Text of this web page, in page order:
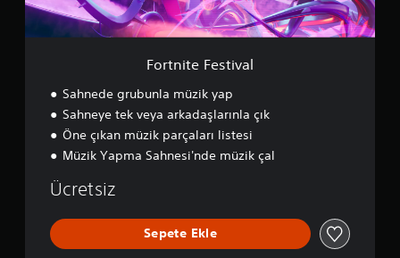
s
t
i
Fortnite Festival
Sahnede grubunla müzik yap
Sahneye tek veya arkadaşlarınla çık
Öne çıkan müzik parçaları listesi
Müzik Yapma Sahnesi'nde müzik çal
Ücretsiz
Sepete Ekle